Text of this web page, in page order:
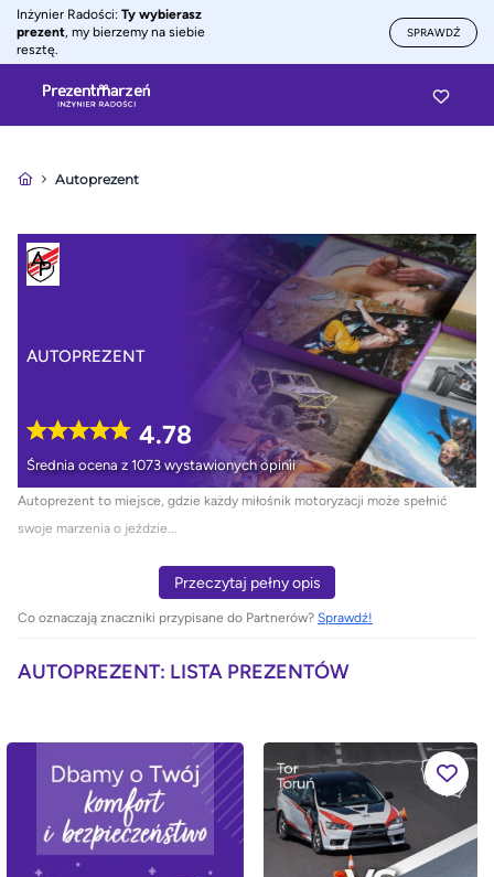
Inżynier Radości: Ty wybierasz
prezent, my bierzemy na siebie
resztę.
SPRAWDŹ
Autoprezent
AUTOPREZENT
4.78
Średnia ocena z 1073 wystawionych opinii
Autoprezent to miejsce, gdzie każdy miłośnik motoryzacji może spełnić
swoje marzenia o jeździe...
Przeczytaj pełny opis
Co oznaczają znaczniki przypisane do Partnerów? Sprawdź!
AUTOPREZENT: LISTA PREZENTÓW